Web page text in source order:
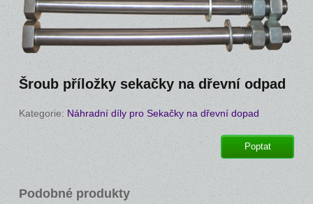
Šroub příložky sekačky na dřevní odpad
Kategorie: Náhradní díly pro Sekačky na dřevní dopad
Poptat
Podobné produkty